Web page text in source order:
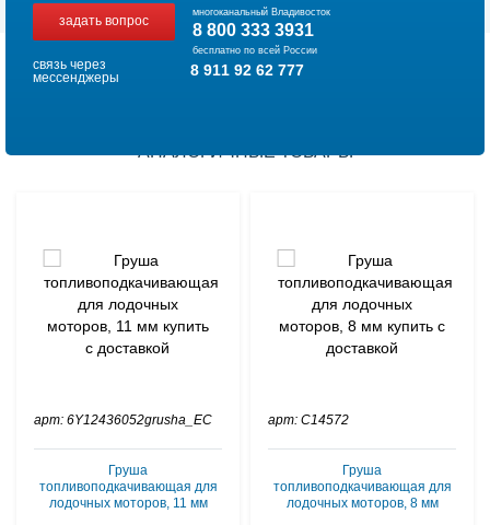
задать вопрос
многоканальный Владивосток
8 800 333 3931
бесплатно по всей России
связь через
мессенджеры
8 911 92 62 777
АНАЛОГИЧНЫЕ ТОВАРЫ
арт: 6Y12436052grusha_EC
Груша
топливоподкачивающая для
лодочных моторов, 11 мм
арт: C14572
Груша
топливоподкачивающая для
лодочных моторов, 8 мм